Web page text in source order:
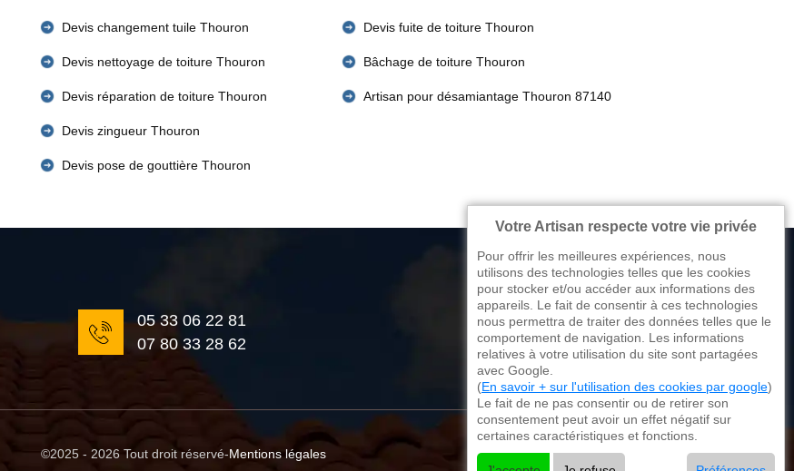
Devis changement tuile Thouron
Devis nettoyage de toiture Thouron
Devis réparation de toiture Thouron
Devis zingueur Thouron
Devis pose de gouttière Thouron
Devis fuite de toiture Thouron
Bâchage de toiture Thouron
Artisan pour désamiantage Thouron 87140
05 33 06 22 81
07 80 33 28 62
176 avenue de Limoges
87270 Couzeix
©2025 - 2026 Tout droit réservé-Mentions légales
Votre Artisan respecte votre vie privée
Pour offrir les meilleures expériences, nous
utilisons des technologies telles que les cookies
pour stocker et/ou accéder aux informations des
appareils. Le fait de consentir à ces technologies
nous permettra de traiter des données telles que le
comportement de navigation. Les informations
relatives à votre utilisation du site sont partagées
avec Google.
(En savoir + sur l'utilisation des cookies par google)
Le fait de ne pas consentir ou de retirer son
consentement peut avoir un effet négatif sur
certaines caractéristiques et fonctions.